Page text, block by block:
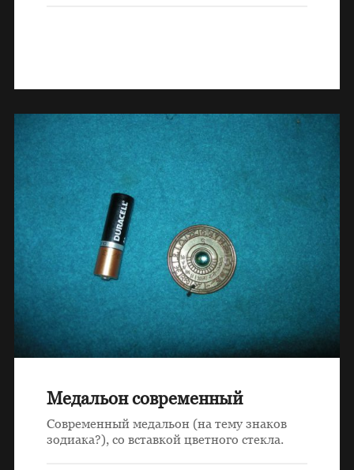
Медальон современный
Современный медальон (на тему знаков
зодиака?), со вставкой цветного стекла.